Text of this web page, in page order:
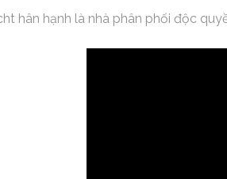
hân hạnh là nhà phân phối độc